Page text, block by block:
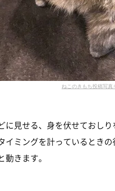
ねこのきもち投稿写真
に見せる、身を伏せておし
イミングを計っているとき
きます。